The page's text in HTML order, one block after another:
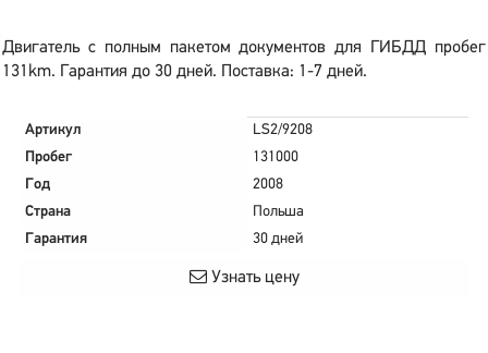
Двигатель с полным пакетом документов для ГИБДД пробег
131km. Гарантия до 30 дней. Поставка: 1-7 дней.
Артикул
LS2/9208
Пробег
131000
Год
2008
Страна
Польша
Гарантия
30 дней
Узнать цену